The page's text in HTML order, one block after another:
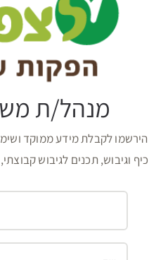
מנהל/ת
הירשמו לקבלת מידע ממוקד
כיף וגיבוש, תכנים לגיבוש